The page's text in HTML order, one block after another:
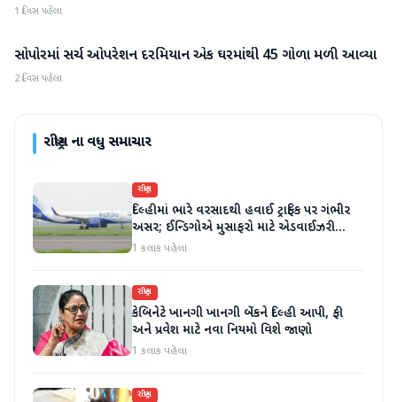
1 દિવસ પહેલા
રાષ્ટ્રીય
સોપોરમાં સર્ચ ઓપરેશન દરમિયાન એક ઘરમાંથી 45 ગોળા મળી આવ્યા
2 દિવસ પહેલા
રાષ્ટ્રીયના વધુ સમાચાર
રાષ્ટ્રીય
દિલ્હીમાં ભારે વરસાદથી હવાઈ ટ્રાફિક પર ગંભીર
અસર; ઈન્ડિગોએ મુસાફરો માટે એડવાઈઝરી
જાહેર કરી
1 કલાક પહેલા
રાષ્ટ્રીય
કેબિનેટે ખાનગી ખાનગી બેંકને દિલ્હી આપી, ફી
અને પ્રવેશ માટે નવા નિયમો વિશે જાણો
1 કલાક પહેલા
રાષ્ટ્રીય